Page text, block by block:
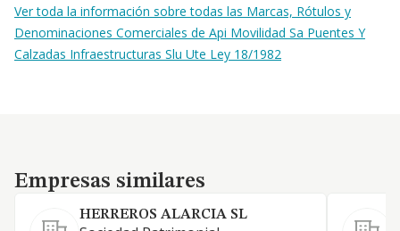
Ver toda la información sobre todas las Marcas, Rótulos y
Denominaciones Comerciales de Api Movilidad Sa Puentes Y
Calzadas Infraestructuras Slu Ute Ley 18/1982
Empresas similares
Empresas similares
HERREROS ALARCIA SL